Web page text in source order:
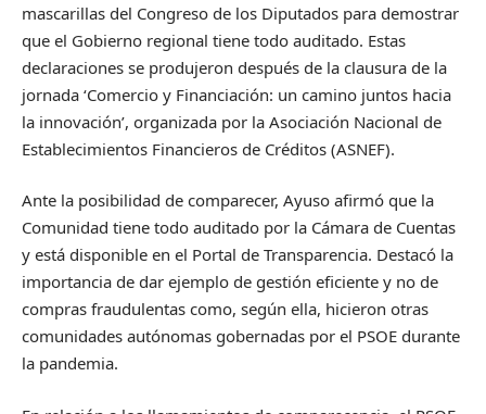
mascarillas del Congreso de los Diputados para demostrar
que el Gobierno regional tiene todo auditado. Estas
declaraciones se produjeron después de la clausura de la
jornada ‘Comercio y Financiación: un camino juntos hacia
la innovación’, organizada por la Asociación Nacional de
Establecimientos Financieros de Créditos (ASNEF).
Ante la posibilidad de comparecer, Ayuso afirmó que la
Comunidad tiene todo auditado por la Cámara de Cuentas
y está disponible en el Portal de Transparencia. Destacó la
importancia de dar ejemplo de gestión eficiente y no de
compras fraudulentas como, según ella, hicieron otras
comunidades autónomas gobernadas por el PSOE durante
la pandemia.